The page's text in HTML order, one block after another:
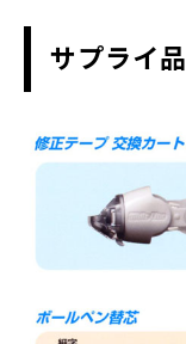
サプライ品